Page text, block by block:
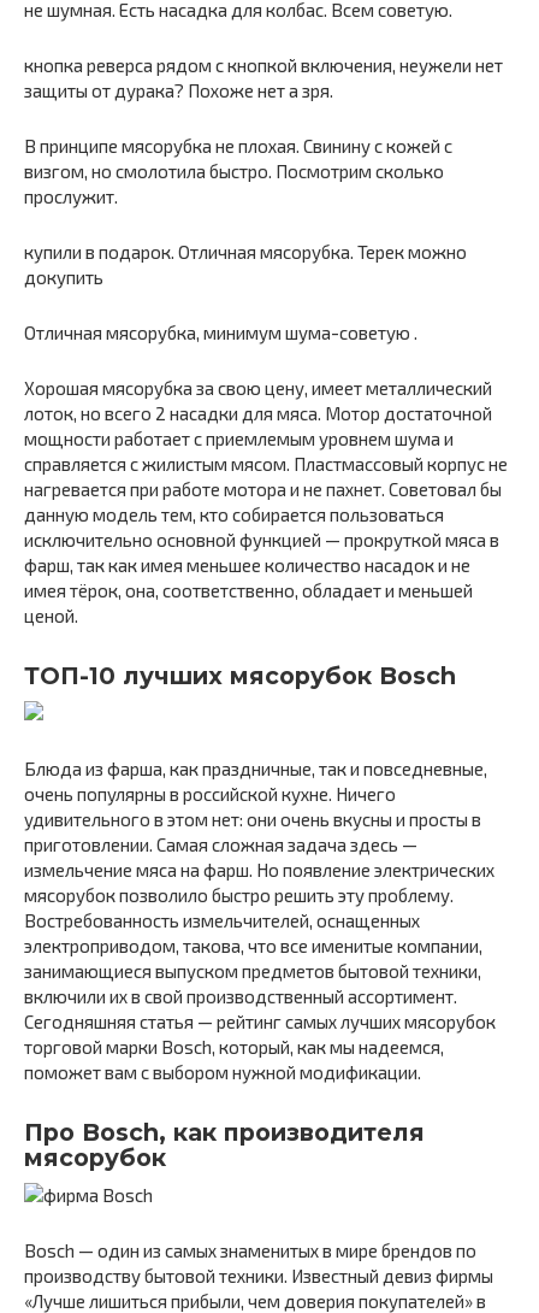
не шумная. Есть насадка для колбас. Всем советую.
кнопка реверса рядом с кнопкой включения, неужели нет
защиты от дурака? Похоже нет а зря.
В принципе мясорубка не плохая. Свинину с кожей с
визгом, но смолотила быстро. Посмотрим сколько
прослужит.
купили в подарок. Отличная мясорубка. Терек можно
докупить
Отличная мясорубка, минимум шума-советую .
Хорошая мясорубка за свою цену, имеет металлический
лоток, но всего 2 насадки для мяса. Мотор достаточной
мощности работает с приемлемым уровнем шума и
справляется с жилистым мясом. Пластмассовый корпус не
нагревается при работе мотора и не пахнет. Советовал бы
данную модель тем, кто собирается пользоваться
исключительно основной функцией — прокруткой мяса в
фарш, так как имея меньшее количество насадок и не
имея тёрок, она, соответственно, обладает и меньшей
ценой.
ТОП-10 лучших мясорубок Bosch
Блюда из фарша, как праздничные, так и повседневные,
очень популярны в российской кухне. Ничего
удивительного в этом нет: они очень вкусны и просты в
приготовлении. Самая сложная задача здесь —
измельчение мяса на фарш. Но появление электрических
мясорубок позволило быстро решить эту проблему.
Востребованность измельчителей, оснащенных
электроприводом, такова, что все именитые компании,
занимающиеся выпуском предметов бытовой техники,
включили их в свой производственный ассортимент.
Сегодняшняя статья — рейтинг самых лучших мясорубок
торговой марки Bosch, который, как мы надеемся,
поможет вам с выбором нужной модификации.
Про Bosch, как производителя
мясорубок
Bosch — один из самых знаменитых в мире брендов по
производству бытовой техники. Известный девиз фирмы
«Лучше лишиться прибыли, чем доверия покупателей» в